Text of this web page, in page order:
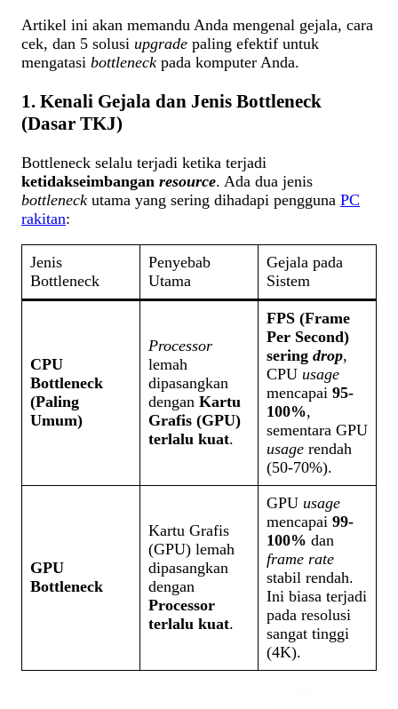
Artikel ini akan memandu Anda mengenal gejala, cara
cek, dan 5 solusi upgrade paling efektif untuk
mengatasi bottleneck pada komputer Anda.
1. Kenali Gejala dan Jenis Bottleneck
(Dasar TKJ)
Bottleneck selalu terjadi ketika terjadi
ketidakseimbangan resource. Ada dua jenis
bottleneck utama yang sering dihadapi pengguna PC
rakitan:
Jenis
Bottleneck
Penyebab
Utama
Gejala pada
Sistem
CPU
Bottleneck
(Paling
Umum)
Processor
lemah
dipasangkan
dengan Kartu
Grafis (GPU)
terlalu kuat.
FPS (Frame
Per Second)
sering drop,
CPU usage
mencapai 95-
100%,
sementara GPU
usage rendah
(50-70%).
GPU
Bottleneck
Kartu Grafis
(GPU) lemah
dipasangkan
dengan
Processor
terlalu kuat.
GPU usage
mencapai 99-
100% dan
frame rate
stabil rendah.
Ini biasa terjadi
pada resolusi
sangat tinggi
(4K).